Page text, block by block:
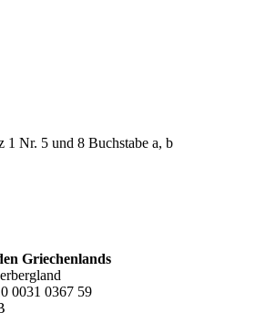
1 Nr. 5 und 8 Buchstabe a, b
Griechenlands
0031 0367 59